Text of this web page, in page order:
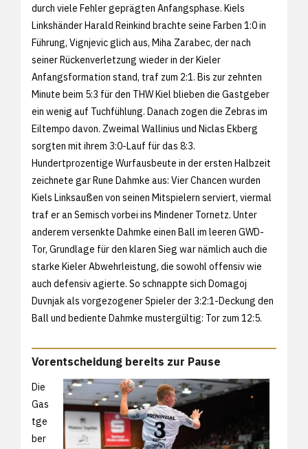
durch viele Fehler geprägten Anfangsphase. Kiels
Linkshänder Harald Reinkind brachte seine Farben 1:0 in
Führung, Vignjevic glich aus, Miha Zarabec, der nach
seiner Rückenverletzung wieder in der Kieler
Anfangsformation stand, traf zum 2:1. Bis zur zehnten
Minute beim 5:3 für den THW Kiel blieben die Gastgeber
ein wenig auf Tuchfühlung. Danach zogen die Zebras im
Eiltempo davon. Zweimal Wallinius und Niclas Ekberg
sorgten mit ihrem 3:0-Lauf für das 8:3.
Hundertprozentige Wurfausbeute in der ersten Halbzeit
zeichnete gar Rune Dahmke aus: Vier Chancen wurden
Kiels Linksaußen von seinen Mitspielern serviert, viermal
traf er an Semisch vorbei ins Mindener Tornetz. Unter
anderem versenkte Dahmke einen Ball im leeren GWD-
Tor, Grundlage für den klaren Sieg war nämlich auch die
starke Kieler Abwehrleistung, die sowohl offensiv wie
auch defensiv agierte. So schnappte sich Domagoj
Duvnjak als vorgezogener Spieler der 3:2:1-Deckung den
Ball und bediente Dahmke mustergültig: Tor zum 12:5.
Vorentscheidung bereits zur Pause
Die
Gas
tge
ber